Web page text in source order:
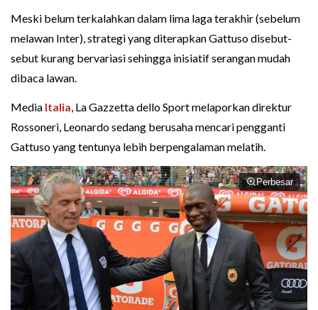
Meski belum terkalahkan dalam lima laga terakhir (sebelum
melawan Inter), strategi yang diterapkan Gattuso disebut-
sebut kurang bervariasi sehingga inisiatif serangan mudah
dibaca lawan.
Media Italia, La Gazzetta dello Sport melaporkan direktur
Rossoneri, Leonardo sedang berusaha mencari pengganti
Gattuso yang tentunya lebih berpengalaman melatih.
Perbesar